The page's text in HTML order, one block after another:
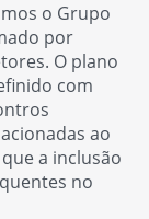
o Grupo
por
O plano
com
ao
a inclusão
no